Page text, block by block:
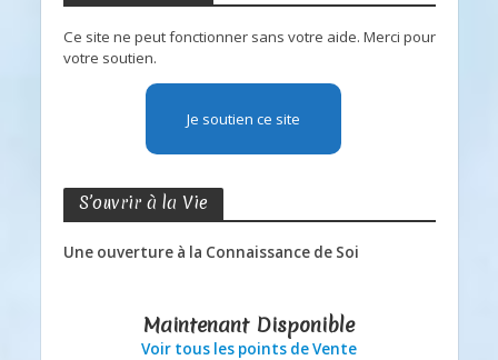
Ce site ne peut fonctionner sans votre aide. Merci pour
votre soutien.
Je soutien ce site
S’ouvrir à la Vie
Une ouverture à la Connaissance de Soi
Maintenant Disponible
Voir tous les points de Vente